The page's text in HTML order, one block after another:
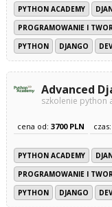
PYTHON ACADEMY
PROGRAMOWANIE I
PYTHON
DJANGO
Advanced
szkolenie python
cena od: 3700 PLN czas:
PYTHON ACADEMY
PROGRAMOWANIE I
PYTHON
DJANGO